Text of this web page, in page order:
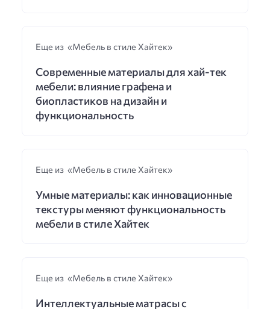
Еще из «Мебель в стиле Хайтек»
Современные материалы для хай-тек
мебели: влияние графена и
биопластиков на дизайн и
функциональность
Еще из «Мебель в стиле Хайтек»
Умные материалы: как инновационные
текстуры меняют функциональность
мебели в стиле Хайтек
Еще из «Мебель в стиле Хайтек»
Интеллектуальные матрасы с